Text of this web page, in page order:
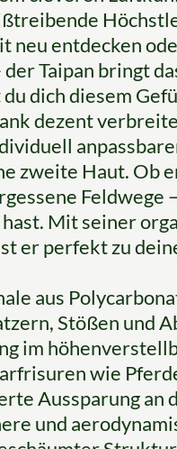
neu entdecken
Taipan bringt
dich diesem
dezent
zweite Haut. Ob
Feldwege
Mit seiner
er perfekt zu
aus
Stößen und
im
wie
Aussparung an
und